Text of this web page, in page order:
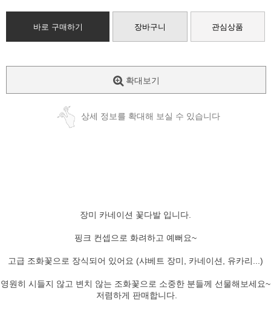
바로 구매하기 장바구니 관심상품
확대보기
상세 정보를 확대해 보실 수 있습니다
장미 카네이션 꽃다발 입니다.
핑크 컨셉으로 화려하고 예뻐요~
고급 조화꽃으로 장식되어 있어요 (샤베트 장미, 카네이션, 유카리...)
영원히 시들지 않고 변치 않는 조화꽃으로 소중한 분들께 선물해보세요~
저렴하게 판매합니다.